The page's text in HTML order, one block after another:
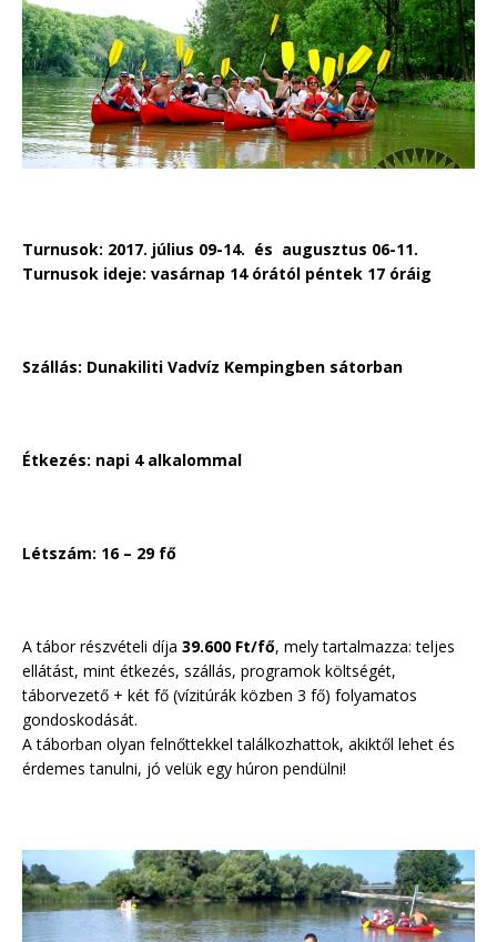
Turnusok: 2017. július 09-14. és augusztus 06-11.
Turnusok ideje: vasárnap 14 órától péntek 17 óráig
Szállás: Dunakiliti Vadvíz Kempingben sátorban
Étkezés: napi 4 alkalommal
Létszám: 16 – 29 fő
A tábor részvételi díja 39.600 Ft/fő, mely tartalmazza: teljes
ellátást, mint étkezés, szállás, programok költségét,
táborvezető + két fő (vízitúrák közben 3 fő) folyamatos
gondoskodását.
A táborban olyan felnőttekkel találkozhattok, akiktől lehet és
érdemes tanulni, jó velük egy húron pendülni!